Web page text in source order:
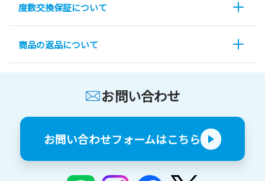
度数交換保証について
商品の返品について
お問い合わせ
お問い合わせフォームはこちら